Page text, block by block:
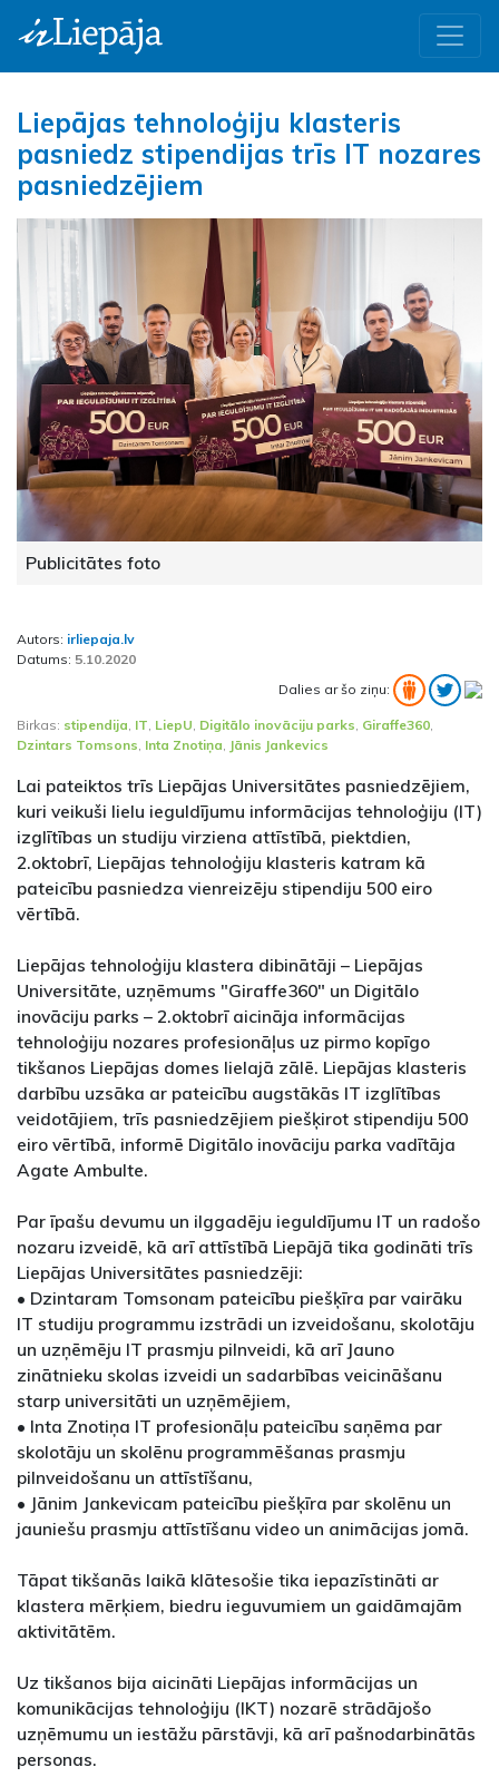
Liepājas tehnoloģiju klasteris
pasniedz stipendijas trīs IT nozares
pasniedzējiem
Publicitātes foto
Autors: irliepaja.lv
Datums: 5.10.2020
Dalies ar šo ziņu:
Birkas: stipendija IT LiepU Digitālo inovāciju parks Giraffe360
Dzintars Tomsons Inta Znotiņa Jānis Jankevics
Lai pateiktos trīs Liepājas Universitātes pasniedzējiem,
kuri veikuši lielu ieguldījumu informācijas tehnoloģiju (IT)
izglītības un studiju virziena attīstībā, piektdien,
2.oktobrī, Liepājas tehnoloģiju klasteris katram kā
pateicību pasniedza vienreizēju stipendiju 500 eiro
vērtībā.
Liepājas tehnoloģiju klastera dibinātāji – Liepājas
Universitāte, uzņēmums "Giraffe360" un Digitālo
inovāciju parks – 2.oktobrī aicināja informācijas
tehnoloģiju nozares profesionāļus uz pirmo kopīgo
tikšanos Liepājas domes lielajā zālē. Liepājas klasteris
darbību uzsāka ar pateicību augstākās IT izglītības
veidotājiem, trīs pasniedzējiem piešķirot stipendiju 500
eiro vērtībā, informē Digitālo inovāciju parka vadītāja
Agate Ambulte.
Par īpašu devumu un ilggadēju ieguldījumu IT un radošo
nozaru izveidē, kā arī attīstībā Liepājā tika godināti trīs
Liepājas Universitātes pasniedzēji:
• Dzintaram Tomsonam pateicību piešķīra par vairāku
IT studiju programmu izstrādi un izveidošanu, skolotāju
un uzņēmēju IT prasmju pilnveidi, kā arī Jauno
zinātnieku skolas izveidi un sadarbības veicināšanu
starp universitāti un uzņēmējiem,
• Inta Znotiņa IT profesionāļu pateicību saņēma par
skolotāju un skolēnu programmēšanas prasmju
pilnveidošanu un attīstīšanu,
• Jānim Jankevicam pateicību piešķīra par skolēnu un
jauniešu prasmju attīstīšanu video un animācijas jomā.
Tāpat tikšanās laikā klātesošie tika iepazīstināti ar
klastera mērķiem, biedru ieguvumiem un gaidāmajām
aktivitātēm.
Uz tikšanos bija aicināti Liepājas informācijas un
komunikācijas tehnoloģiju (IKT) nozarē strādājošo
uzņēmumu un iestāžu pārstāvji, kā arī pašnodarbinātās
personas.